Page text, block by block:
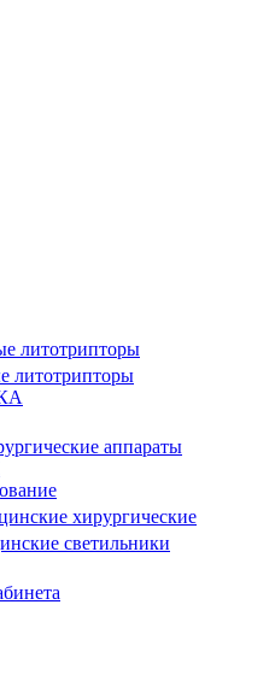
литотрипторы
литотрипторы
аппараты
хирургические
светильники